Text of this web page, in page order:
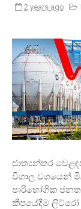
2 years ago
ජාත්‍යන්තර
විශාල වශයෙන්
පාරිභෝගික
කීපයේදීම ලිට්රෝ